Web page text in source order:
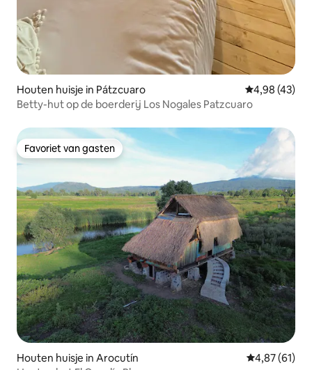
Houten huisje in Pátzcuaro Gemiddelde
4,98 (43)
Betty-hut op de boerderij Los Nogales Patzcuaro
Favoriet van gasten
Favoriet van gasten
Houten huisje in Arocutín Gemiddelde
4,87 (61)